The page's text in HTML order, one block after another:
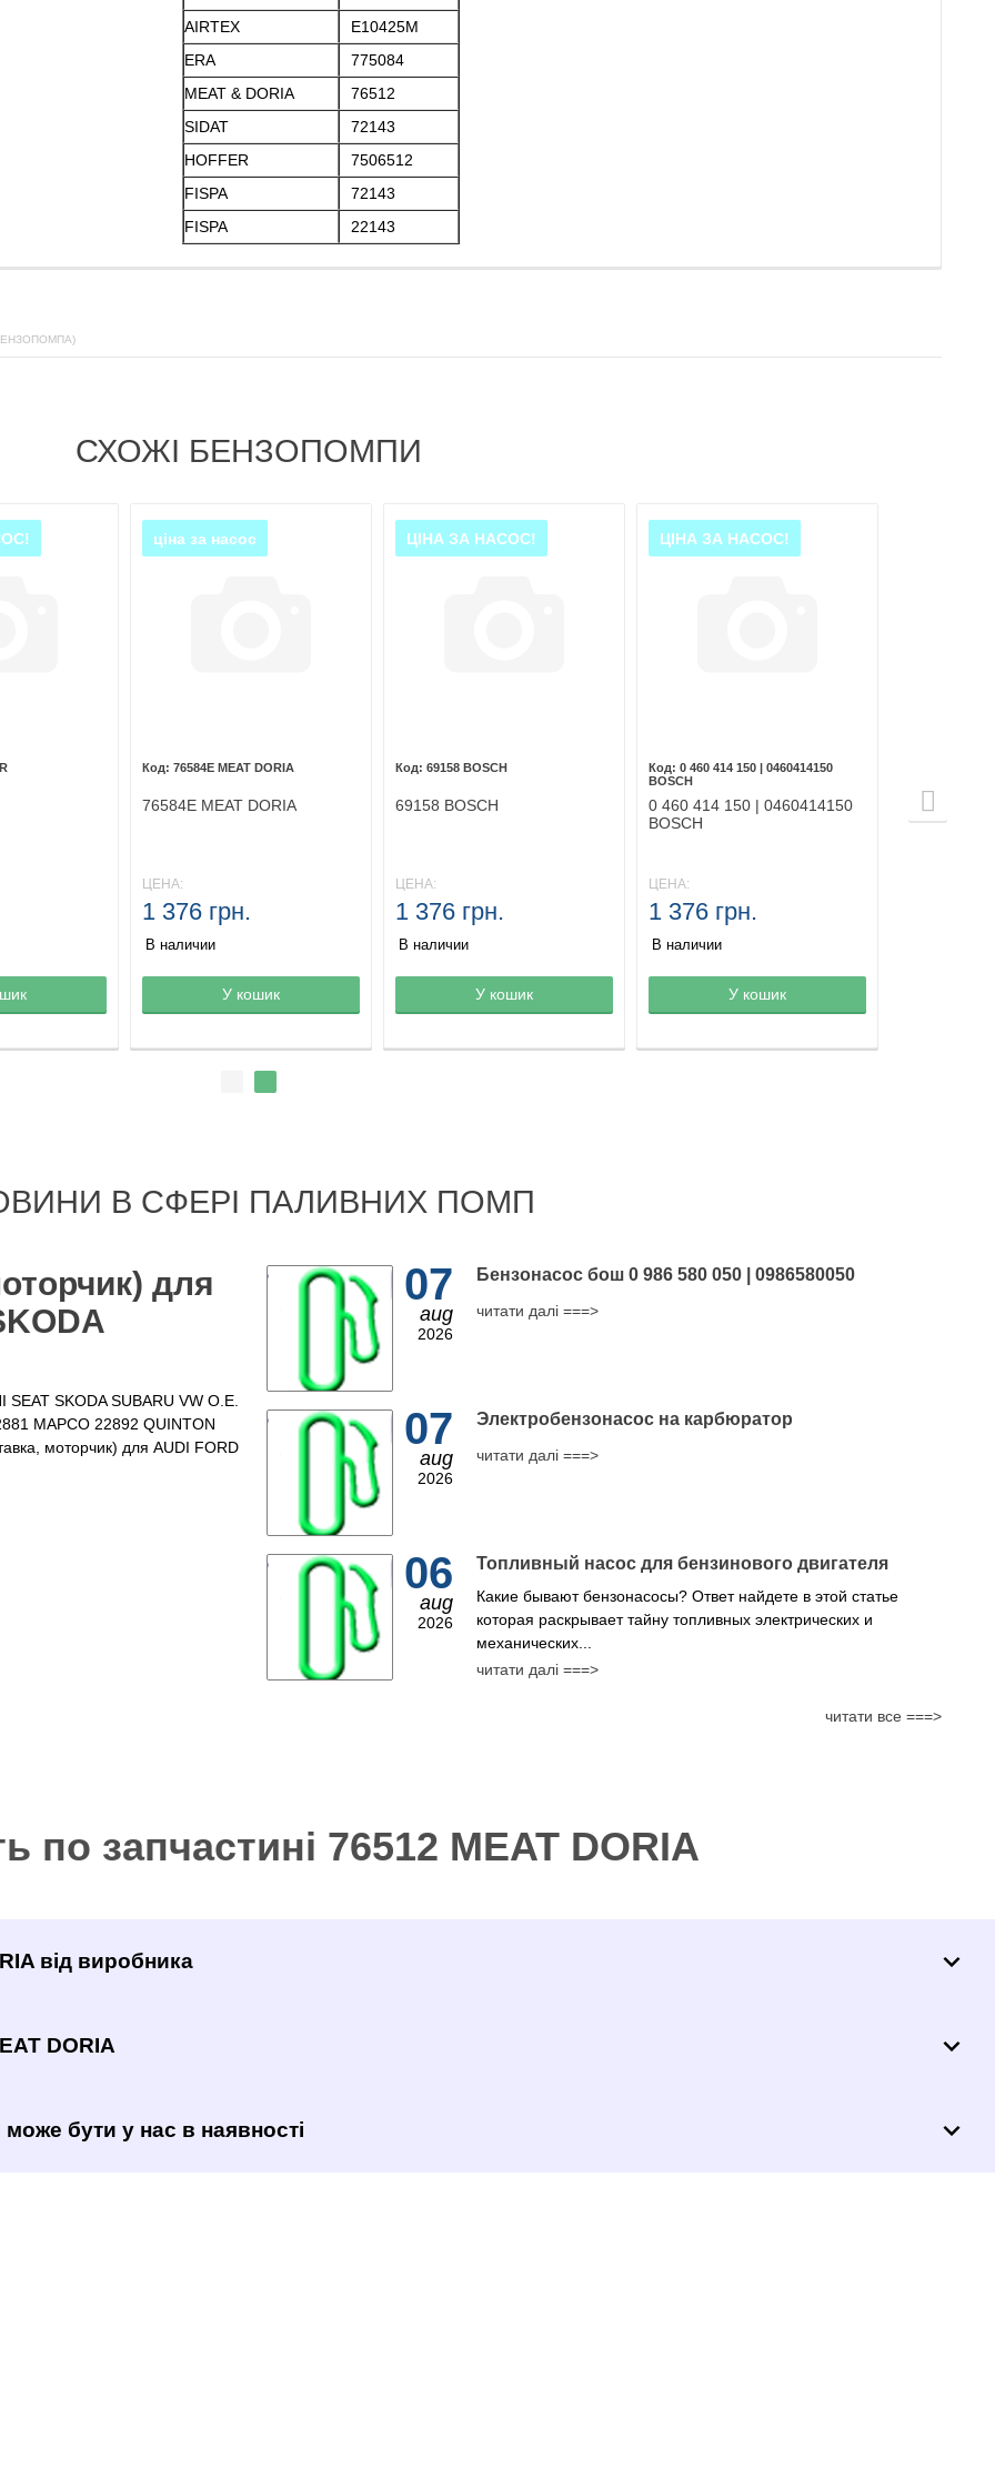
AIRTEX
E10425M
ERA
775084
MEAT & DORIA
76512
SIDAT
72143
HOFFER
7506512
FISPA
72143
FISPA
22143
СХОЖІ БЕНЗОПОМПИ
Товар в корзине
ціна за насос
76584E MEAT DORIA
76584E MEAT DORIA
ЦЕНА:
1 376 грн.
В наличии
У кошик Товар в корзине
ЦІНА ЗА НАСОС!
69158 BOSCH
69158 BOSCH
ЦЕНА:
1 376 грн.
В наличии
У кошик Товар в корзине
ЦІНА ЗА НАСОС!
0 460 414 150 | 0460414150
BOSCH
0 460 414 150 | 0460414150
BOSCH
ЦЕНА:
1 376 грн.
В наличии
У кошик
В СФЕРІ ПАЛИВНИХ ПОМП
для
SKODA SUBARU VW O.E.
MAPCO 22892 QUINTON
моторчик) для AUDI FORD
07
aug
2026
Бензонасос бош 0 986 580 050 | 0986580050
читати далі ===>
07
aug
2026
Электробензонасос на карбюратор
читати далі ===>
06
aug
2026
Топливный насос для бензинового двигателя
Какие бывают бензонасосы? Ответ найдете в этой статье
которая раскрывает тайну топливных электрических и
механических...
читати далі ===>
читати все ===>
по запчастині 76512 MEAT DORIA
від виробника
DORIA
бути у нас в наявності